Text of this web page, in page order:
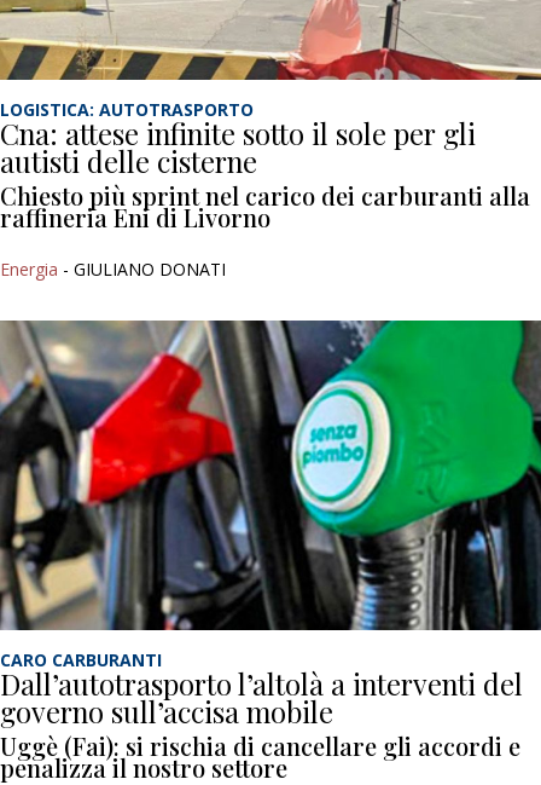
LOGISTICA: AUTOTRASPORTO
Cna: attese infinite sotto il sole per gli
autisti delle cisterne
Chiesto più sprint nel carico dei carburanti alla
raffineria Eni di Livorno
Energia - GIULIANO DONATI
CARO CARBURANTI
Dall’autotrasporto l’altolà a interventi del
governo sull’accisa mobile
Uggè (Fai): si rischia di cancellare gli accordi e
penalizza il nostro settore